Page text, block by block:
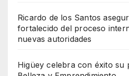
Ricardo de los Santos
fortalecido del proceso
nuevas autoridades
Higüey celebra con éxito su